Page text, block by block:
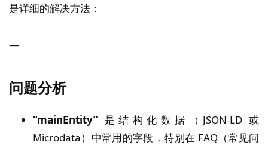
是详细的解决方法：
—
问题分析
“mainEntity” 是结构化数据（JSON-LD 或
Microdata）中常用的字段，特别在 FAQ（常见问